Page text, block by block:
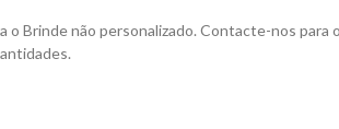
o Brinde não personalizado. Contacte-nos para